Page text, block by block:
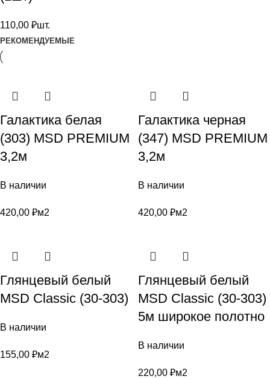
110,00 ₽шт.
РЕКОМЕНДУЕМЫЕ
Галактика белая
(303) MSD PREMIUM
3,2м
В наличии
420,00 ₽м2
Галактика черная
(347) MSD PREMIUM
3,2м
В наличии
420,00 ₽м2
Глянцевый белый
MSD Classic (30-303)
В наличии
155,00 ₽м2
Глянцевый белый
MSD Classic (30-303)
5м широкое полотно
В наличии
220,00 ₽м2